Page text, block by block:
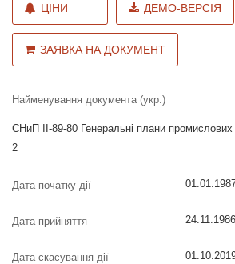
ЦІНИ ДЕМО-ВЕРСІЯ
ЗАЯВКА НА ДОКУМЕНТ
Найменування документа (укр.)
СНиП II-89-80 Генеральні плани
2
Дата початку дії
Дата прийняття 24.11.1986
Дата скасування дії